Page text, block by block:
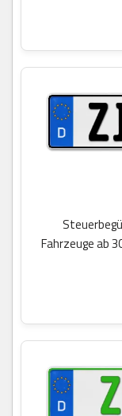
Fahrzeuge ab